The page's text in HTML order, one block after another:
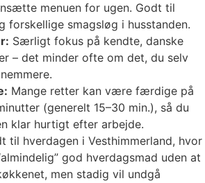
menuen for ugen. Godt til
forskellige smagsløg i husstanden.
Særligt fokus på kendte, danske
– det minder ofte om det, du selv
Mange retter kan være færdige på
(generelt 15–30 min.), så du
klar hurtigt efter arbejde.
til hverdagen i Vesthimmerland, hvor
god hverdagsmad uden at
men stadig vil undgå